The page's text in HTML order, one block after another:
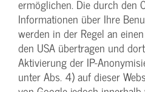
ermöglichen. Die durch den
Informationen über Ihre
werden in der Regel an
den USA übertragen und
Aktivierung der IP-
unter Abs. 4) auf dieser